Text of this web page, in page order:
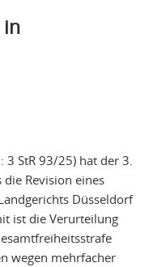
in
3 StR 93/25) hat der 3.
Revision eines
Düsseldorf
ist die Verurteilung
wegen mehrfacher